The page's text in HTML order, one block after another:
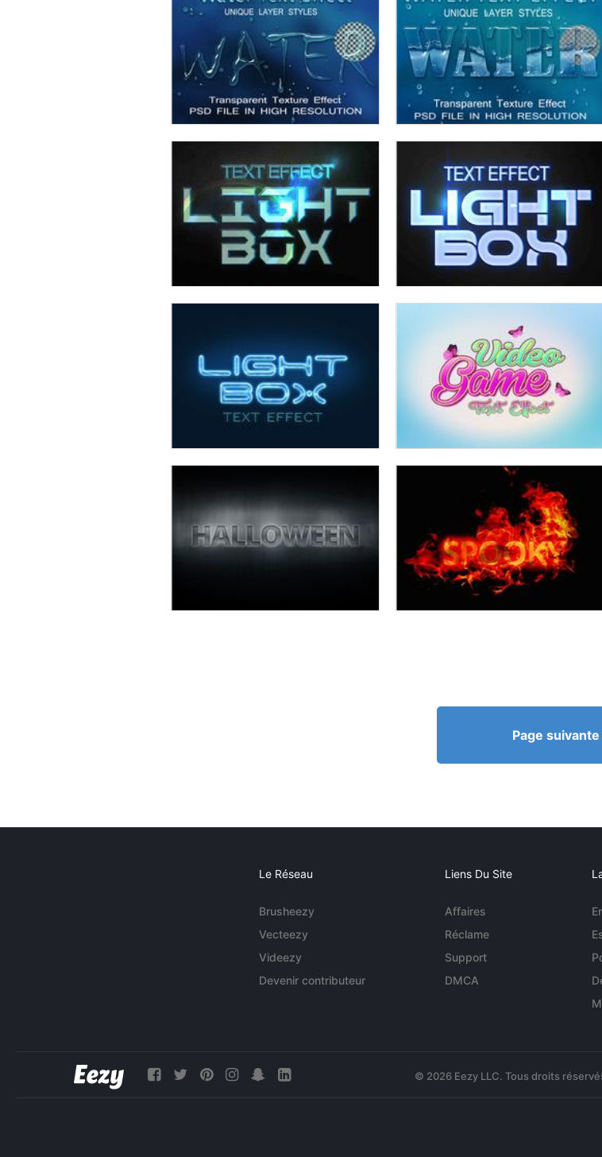
Page suivante
Le Réseau
Brusheezy
Vecteezy
Videezy
Devenir contributeur
Liens Du Site
Affaires
Réclame
Support
DMCA
© 2026 Eezy LLC. Tous droits